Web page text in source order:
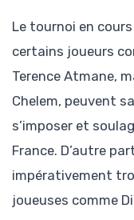
Le tournoi en
certains joueurs
Terence Atmane,
Chelem, peuvent
s’imposer et
France. D’autre
impérativement
joueuses comme